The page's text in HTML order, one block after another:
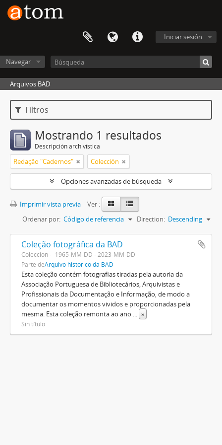
Iniciar sesión
Navegar
Arquivos BAD
Filtros
Mostrando 1 resultados
Descripción archivística
Redação "Cadernos" Colección
Opciones avanzadas de búsqueda
Imprimir vista previa
Ver :
Ordenar por: Código de referencia Direction: Descending
Coleção fotográfica da BAD
Colección
1965-MM-DD - 2023-MM-DD
Parte deArquivo histórico da BAD
Esta coleção contém fotografias tiradas pela autoria da
Associação Portuguesa de Bibliotecários, Arquivistas e
Profissionais da Documentação e Informação, de modo a
documentar os momentos vividos e proporcionadas pela
mesma. Esta coleção remonta ao ano ... »
Sin título